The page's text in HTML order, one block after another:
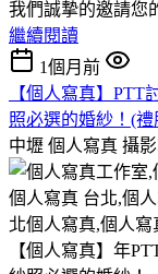
我們誠摯的邀請您
繼續閱讀
1個月前
【個人寫真】
照必選的婚紗！(
中壢 個人寫真 攝
【個人寫真】年